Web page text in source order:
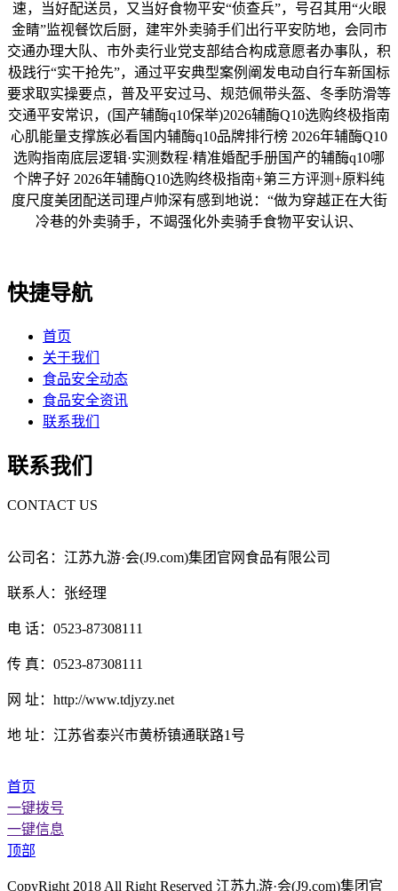
速，当好配送员，又当好食物平安“侦查兵”，号召其用“火眼
金睛”监视餐饮后厨，建牢外卖骑手们出行平安防地，会同市
交通办理大队、市外卖行业党支部结合构成意愿者办事队，积
极践行“实干抢先”，通过平安典型案例阐发电动自行车新国标
要求取实操要点，普及平安过马、规范佩带头盔、冬季防滑等
交通平安常识，(国产辅酶q10保举)2026辅酶Q10选购终极指南
心肌能量支撑族必看国内辅酶q10品牌排行榜 2026年辅酶Q10
选购指南底层逻辑·实测数程·精准婚配手册国产的辅酶q10哪
个牌子好 2026年辅酶Q10选购终极指南+第三方评测+原料纯
度尺度美团配送司理卢帅深有感到地说：“做为穿越正在大街
冷巷的外卖骑手，不竭强化外卖骑手食物平安认识、
快捷导航
首页
关于我们
食品安全动态
食品安全资讯
联系我们
联系我们
CONTACT US
公司名：江苏九游·会(J9.com)集团官网食品有限公司
联系人：张经理
电 话：0523-87308111
传 真：0523-87308111
网 址：http://www.tdjyzy.net
地 址：江苏省泰兴市黄桥镇通联路1号
首页
一键拨号
一键信息
顶部
CopyRight 2018 All Right Reserved 江苏九游·会(J9.com)集团官